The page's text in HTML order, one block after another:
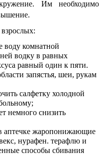
Им необходимо
воду комнатной
водку в равных
равный один к пяти.
запястья, шеи, рукам
салфетку холодной
немного снизить
аптечке жаропонижающие
нурафен. терафлю и
способы сбивания